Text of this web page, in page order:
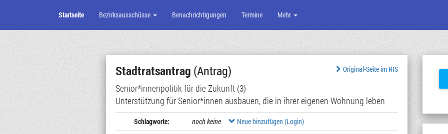
Zum
Seiteninhalt
Startseite Bezirksausschüsse Benachrichtigungen Termine Mehr
Original-Seite im RIS
Stadtratsantrag (Antrag)
Senior*innenpolitik für die Zukunft (3)
Unterstützung für Senior*innen ausbauen, die in ihrer eigenen Wohnung leben
Schlagworte: noch keine
Neue hinzufügen (Login)